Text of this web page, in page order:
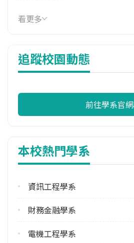
114年學費
17,490 元/學期
10,950 元/學期
114年註冊率
113學年度上學期
113學年度下學期
5
修輔系人數
6
113學年度下學期
看更多
追蹤校園動態
前往學系官網
本校熱門學系
資訊工程學系
財務金融學系
電機工程學系